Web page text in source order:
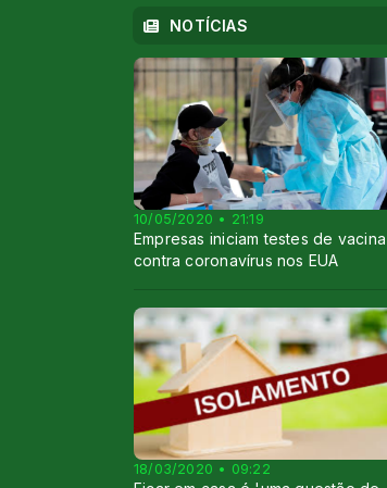
NOTÍCIAS
10/05/2020 • 21:19
Empresas iniciam testes de vacina
contra coronavírus nos EUA
18/03/2020 • 09:22